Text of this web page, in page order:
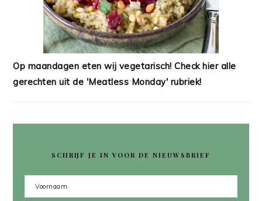
Op maandagen eten wij vegetarisch! Check hier alle
gerechten uit de 'Meatless Monday' rubriek!
SCHRIJF JE IN VOOR DE NIEUWSBRIEF